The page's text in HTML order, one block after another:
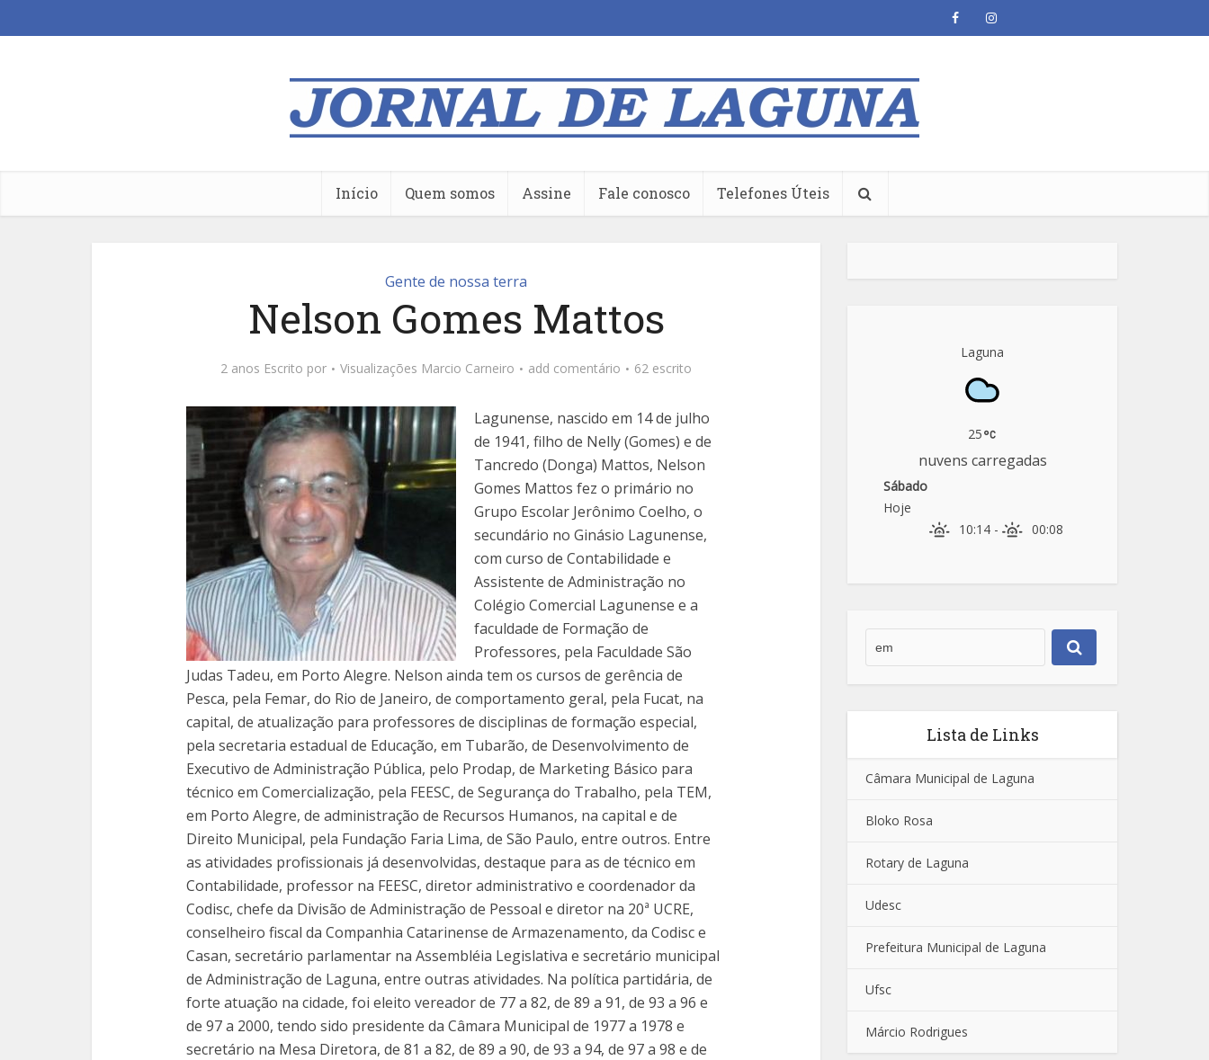
Início Quem somos Assine Fale conosco Telefones Úteis
Gente de nossa terra
Nelson Gomes Mattos
2 anos Escrito por Visualizações Marcio Carneiro add comentário 62 escrito
Lagunense, nascido em 14 de julho
de 1941, filho de Nelly (Gomes) e de
Tancredo (Donga) Mattos, Nelson
Gomes Mattos fez o primário no
Grupo Escolar Jerônimo Coelho, o
secundário no Ginásio Lagunense,
com curso de Contabilidade e
Assistente de Administração no
Colégio Comercial Lagunense e a
faculdade de Formação de
Professores, pela Faculdade São
Judas Tadeu, em Porto Alegre. Nelson ainda tem os cursos de gerência de
Pesca, pela Femar, do Rio de Janeiro, de comportamento geral, pela Fucat, na
capital, de atualização para professores de disciplinas de formação especial,
pela secretaria estadual de Educação, em Tubarão, de Desenvolvimento de
Executivo de Administração Pública, pelo Prodap, de Marketing Básico para
técnico em Comercialização, pela FEESC, de Segurança do Trabalho, pela TEM,
em Porto Alegre, de administração de Recursos Humanos, na capital e de
Direito Municipal, pela Fundação Faria Lima, de São Paulo, entre outros. Entre
as atividades profissionais já desenvolvidas, destaque para as de técnico em
Contabilidade, professor na FEESC, diretor administrativo e coordenador da
Codisc, chefe da Divisão de Administração de Pessoal e diretor na 20ª UCRE,
conselheiro fiscal da Companhia Catarinense de Armazenamento, da Codisc e
Casan, secretário parlamentar na Assembléia Legislativa e secretário municipal
de Administração de Laguna, entre outras atividades. Na política partidária, de
forte atuação na cidade, foi eleito vereador de 77 a 82, de 89 a 91, de 93 a 96 e
de 97 a 2000, tendo sido presidente da Câmara Municipal de 1977 a 1978 e
secretário na Mesa Diretora, de 81 a 82, de 89 a 90, de 93 a 94, de 97 a 98 e de
Laguna
25
nuvens carregadas
Sábado
Hoje
10:14 - 00:08
Lista de Links
Câmara Municipal de Laguna
Bloko Rosa
Rotary de Laguna
Udesc
Prefeitura Municipal de Laguna
Ufsc
Márcio Rodrigues